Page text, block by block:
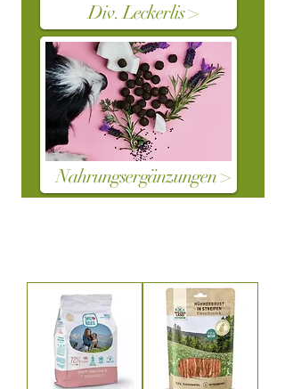
Div. Leckerlis >
Nahrungsergänzungen >